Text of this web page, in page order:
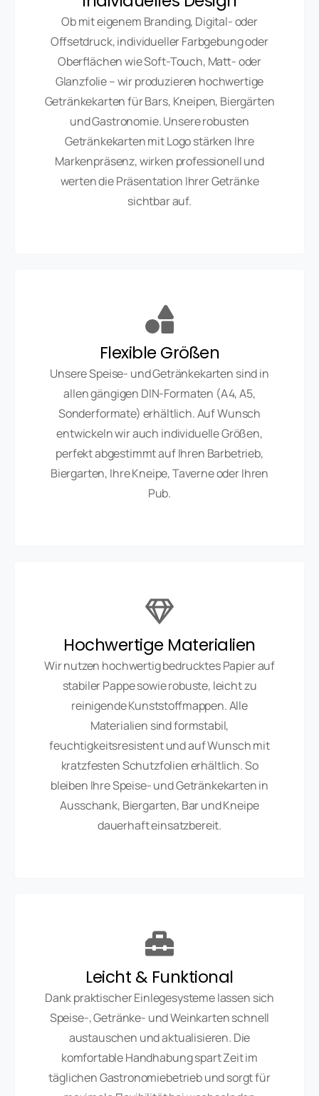
Ob mit eigenem Branding, Digital- oder
Offsetdruck, individueller Farbgebung oder
Oberflächen wie Soft-Touch, Matt- oder
Glanzfolie – wir produzieren hochwertige
Getränkekarten für Bars, Kneipen, Biergärten
und Gastronomie. Unsere robusten
Getränkekarten mit Logo stärken Ihre
Markenpräsenz, wirken professionell und
werten die Präsentation Ihrer Getränke
sichtbar auf.
Flexible Größen
Unsere Speise- und Getränkekarten sind in
allen gängigen DIN-Formaten (A4, A5,
Sonderformate) erhältlich. Auf Wunsch
entwickeln wir auch individuelle Größen,
perfekt abgestimmt auf Ihren Barbetrieb,
Biergarten, Ihre Kneipe, Taverne oder Ihren
Pub.
Hochwertige Materialien
Wir nutzen hochwertig bedrucktes Papier auf
stabiler Pappe sowie robuste, leicht zu
reinigende Kunststoffmappen. Alle
Materialien sind formstabil,
feuchtigkeitsresistent und auf Wunsch mit
kratzfesten Schutzfolien erhältlich. So
bleiben Ihre Speise- und Getränkekarten in
Ausschank, Biergarten, Bar und Kneipe
dauerhaft einsatzbereit.
Leicht & Funktional
Dank praktischer Einlegesysteme lassen sich
Speise-, Getränke- und Weinkarten schnell
austauschen und aktualisieren. Die
komfortable Handhabung spart Zeit im
täglichen Gastronomiebetrieb und sorgt für